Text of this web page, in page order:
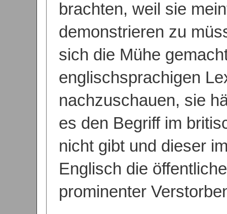
brachten, weil sie
demonstrieren zu
sich die Mühe
englischsprachigen
nachzuschauen, sie
es den Begriff im
nicht gibt und dieser
Englisch die
prominenter